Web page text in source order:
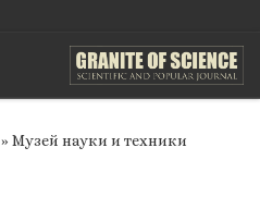
» Музей науки и техники